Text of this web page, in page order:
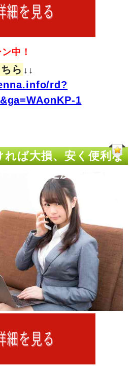
中！
ら ↓↓
rd?
1
れば大損、安く便利な
ハウス 足痩せ購入術